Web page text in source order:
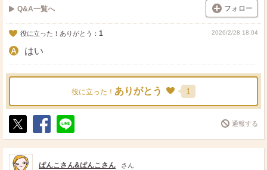
Q&A一覧へ フォロー
役に立った！ありがとう： 1 2026/2/28 18:04
はい
役に立った！ ありがとう 1
ポ
ス
ト
シ
ェ
送
る
通報する
ぱんこさん&ぱんこさん さん